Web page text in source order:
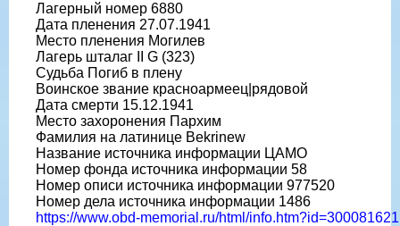
Лагерный номер 6880
Дата пленения 27.07.1941
Место пленения Могилев
Лагерь шталаг II G (323)
Судьба Погиб в плену
Воинское звание красноармеец|рядовой
Дата смерти 15.12.1941
Место захоронения Пархим
Фамилия на латинице Bekrinew
Название источника информации ЦАМО
Номер фонда источника информации 58
Номер описи источника информации 977520
Номер дела источника информации 1486
https://www.obd-memorial.ru/html/info.htm?id=300081621